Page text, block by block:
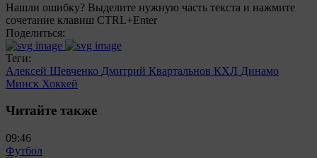
Нашли ошибку? Выделите нужную часть текста и нажмите
сочетание клавиш CTRL+Enter
Поделиться:
Теги:
Алексей Шевченко Дмитрий Квартальнов КХЛ Динамо
Минск Хоккей
Читайте также
09:46
Футбол